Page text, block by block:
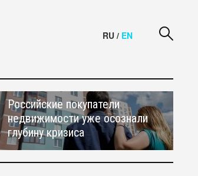
RU / EN
Российские покупатели
недвижимости уже осознали
глубину кризиса